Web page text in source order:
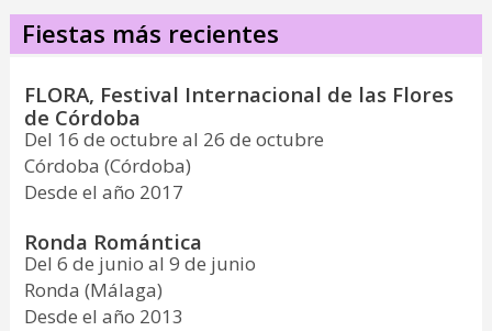
Fiestas más recientes
FLORA, Festival Internacional de las Flores
de Córdoba
Del 16 de octubre al 26 de octubre
Córdoba (Córdoba)
Desde el año 2017
Ronda Romántica
Del 6 de junio al 9 de junio
Ronda (Málaga)
Desde el año 2013